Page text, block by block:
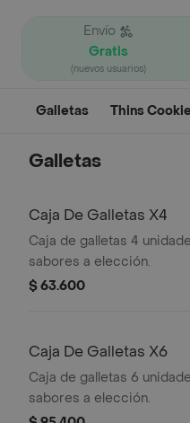
Envío
Gratis
(nuevos usuarios)
Galletas Thins
Galletas
Caja De Galletas X4
Caja de galletas 4
sabores a elección.
$ 63.600
Caja De Galletas X6
Caja de galletas 6
sabores a elección.